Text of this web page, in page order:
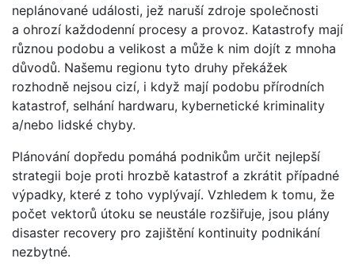
neplánované události, jež naruší zdroje společnosti
a ohrozí každodenní procesy a provoz. Katastrofy mají
různou podobu a velikost a může k nim dojít z mnoha
důvodů. Našemu regionu tyto druhy překážek
rozhodně nejsou cizí, i když mají podobu přírodních
katastrof, selhání hardwaru, kybernetické kriminality
a/nebo lidské chyby.
Plánování dopředu pomáhá podnikům určit nejlepší
strategii boje proti hrozbě katastrof a zkrátit případné
výpadky, které z toho vyplývají. Vzhledem k tomu, že
počet vektorů útoku se neustále rozšiřuje, jsou plány
disaster recovery pro zajištění kontinuity podnikání
nezbytné.